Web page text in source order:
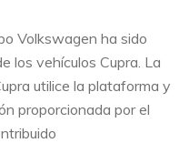
Volkswagen ha sido
los vehículos Cupra. La
utilice la plataforma y
proporcionada por el